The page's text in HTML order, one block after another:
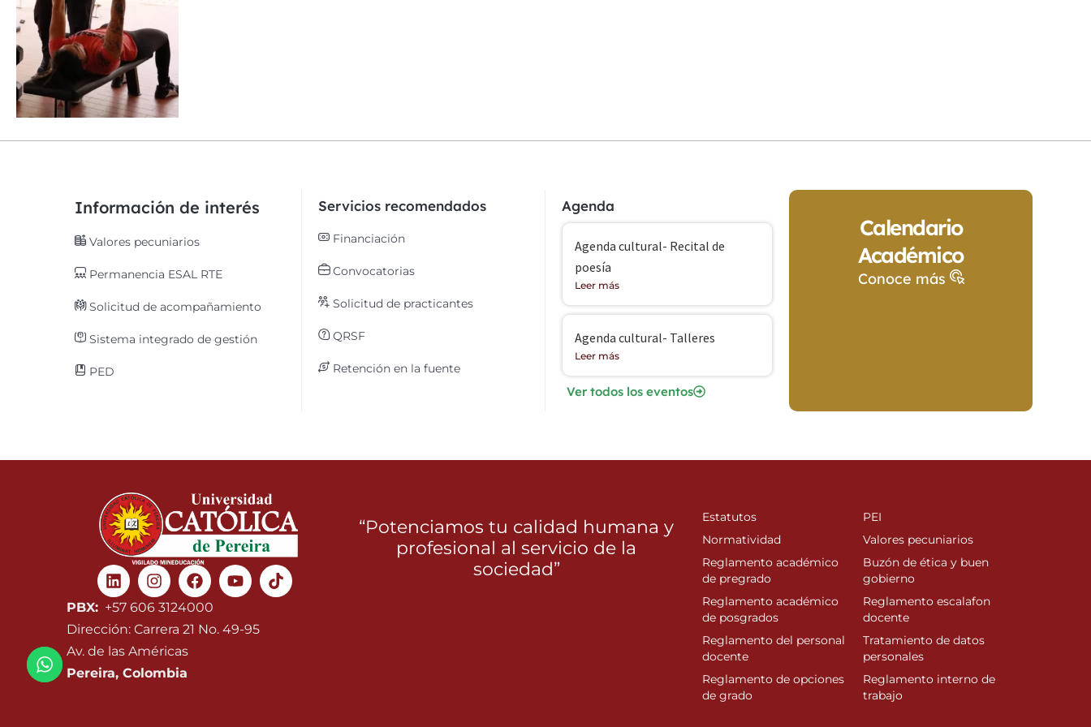
Información de interés
Valores pecuniarios
Permanencia ESAL RTE
Solicitud de acompañamiento
Sistema integrado de gestión
PED
Servicios recomendados
Financiación
Convocatorias
Solicitud de practicantes
QRSF
Retención en la fuente
Agenda
Agenda cultural- Recital de
poesía
Leer más
Agenda cultural- Talleres
Leer más
Ver todos los eventos
Calendario
Académico
Conoce más
LinkedinInstagram
Facebook
Youtube
PBX: +57 606 3124000
Dirección: Carrera 21 No. 49-95
Av. de las Américas
Pereira, Colombia
“Potenciamos tu calidad humana y
profesional al servicio de la
sociedad”
Estatutos
Normatividad
Reglamento académico
de pregrado
Reglamento académico
de posgrados
Reglamento del personal
docente
Reglamento de opciones
de grado
PEI
Valores pecuniarios
Buzón de ética y buen
gobierno
Reglamento escalafon
docente
Tratamiento de datos
personales
Reglamento interno de
trabajo